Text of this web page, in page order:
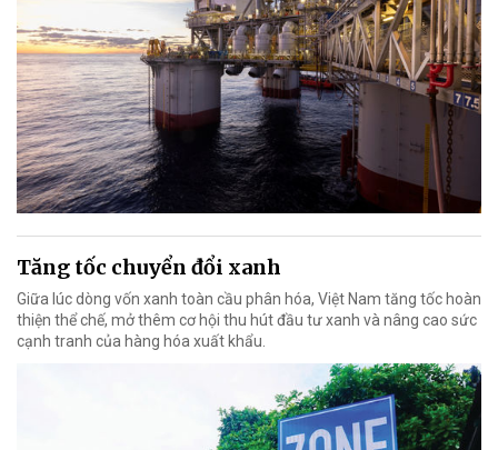
Tăng tốc chuyển đổi xanh
Giữa lúc dòng vốn xanh toàn cầu phân hóa, Việt Nam tăng tốc hoàn
thiện thể chế, mở thêm cơ hội thu hút đầu tư xanh và nâng cao sức
cạnh tranh của hàng hóa xuất khẩu.